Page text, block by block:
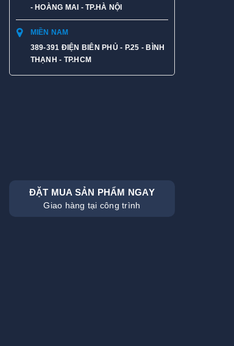
- HOÀNG MAI - TP.HÀ NỘI
MIỀN NAM
389-391 ĐIỆN BIÊN PHỦ - P.25 - BÌNH
THẠNH - TP.HCM
ĐẶT MUA SẢN PHẨM NGAY
Giao hàng tại công trình